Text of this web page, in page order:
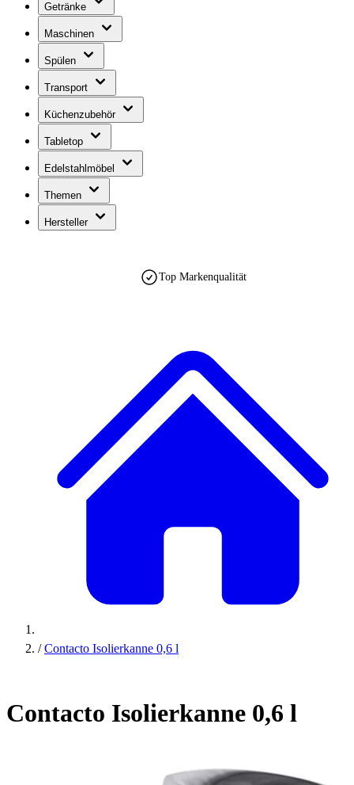
Getränke
Maschinen
Spülen
Transport
Küchenzubehör
Tabletop
Edelstahlmöbel
Themen
Hersteller
Top Markenqualität
/ Contacto Isolierkanne 0,6 l
Contacto Isolierkanne 0,6 l